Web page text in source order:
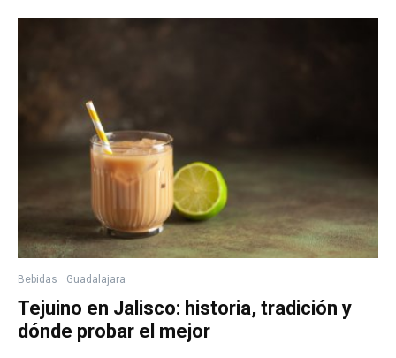
Bebidas Guadalajara
Tejuino en Jalisco: historia, tradición y
dónde probar el mejor